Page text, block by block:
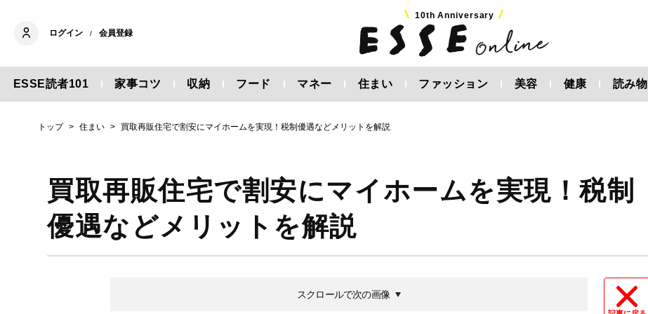
ログイン / 会員登録
10th Anniversary
ESSE読者101 家事コツ 収納 フード マネー 住まい ファッション 美容 健康 読み物
トップ 住まい 買取再販住宅で割安にマイホームを実現！税制優遇などメリットを解説
買取再販住宅で割安にマイホームを実現！税制
優遇などメリットを解説
スクロールで次の画像